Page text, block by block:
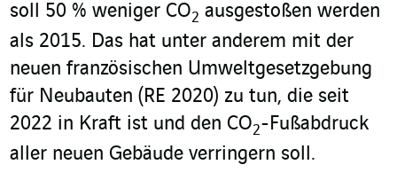
soll 50 % weniger CO2 ausgestoßen werden
als 2015. Das hat unter anderem mit der
neuen französischen Umweltgesetzgebung
für Neubauten (RE 2020) zu tun, die seit
2022 in Kraft ist und den CO2-Fußabdruck
aller neuen Gebäude verringern soll.